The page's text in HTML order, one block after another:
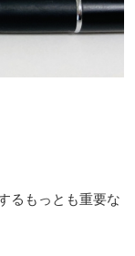
るもっとも重要な